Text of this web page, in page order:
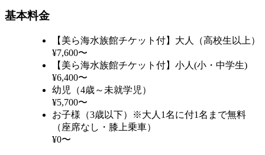
基本料金
【美ら海水族館チケット付】大人（高校生以上）
¥7,600〜
【美ら海水族館チケット付】小人(小・中学生)
¥6,400〜
幼児（4歳～未就学児）
¥5,700〜
お子様（3歳以下）※大人1名に付1名まで無料
（座席なし・膝上乗車）
¥0〜